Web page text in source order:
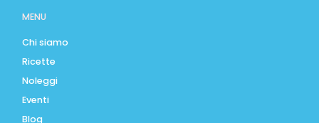
MENU
Chi siamo
Ricette
Noleggi
Eventi
Blog